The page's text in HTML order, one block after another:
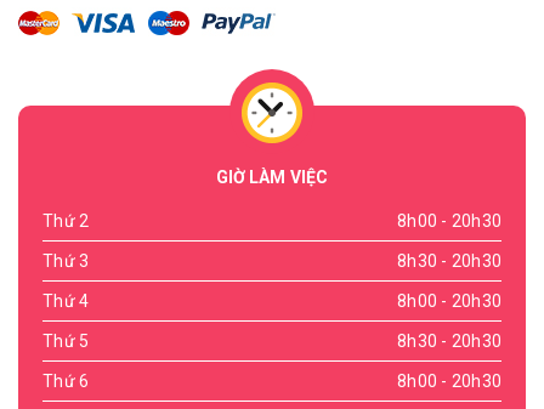
GIỜ LÀM VIỆC
Thứ 2 8h00 - 20h30
Thứ 3 8h30 - 20h30
Thứ 4 8h00 - 20h30
Thứ 5 8h30 - 20h30
Thứ 6 8h00 - 20h30